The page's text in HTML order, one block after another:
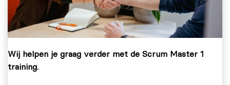
Wij helpen je graag verder met de Scrum Master 1
training.